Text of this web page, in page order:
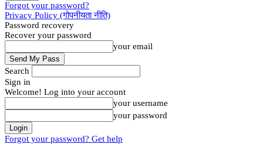
Forgot your password?
Privacy Policy (गोपनीयता नीति)
Password recovery
Recover your password
your email
Search
Sign in
Welcome! Log into your account
your username
your password
Forgot your password? Get help